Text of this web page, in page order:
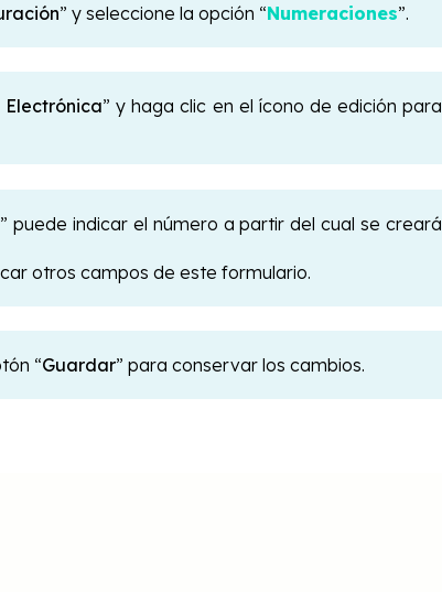
” y seleccione la opción “Numeraciones”.
Electrónica” y haga clic en el ícono de edición para
” puede indicar el número a partir del cual se creará
otros campos de este formulario.
“Guardar” para conservar los cambios.